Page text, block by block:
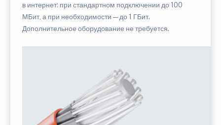
в интернет: при стандартном подключении до 100
МБит, а при необходимости — до 1 ГБит.
Дополнительное оборудование не требуется.